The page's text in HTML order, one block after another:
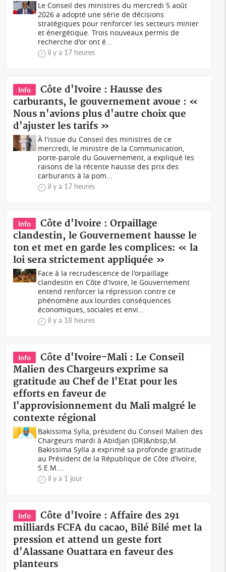
Le Conseil des ministres du mercredi 5 août
2026 a adopté une série de décisions
stratégiques pour renforcer les secteurs minier
et énergétique. Trois nouveaux permis de
recherche d'or ont é...
il y a 17 heures
Info
Côte d'Ivoire : Hausse des
carburants, le gouvernement avoue : «
Nous n'avions plus d'autre choix que
d'ajuster les tarifs »
À l'issue du Conseil des ministres de ce
mercredi, le ministre de la Communication,
porte-parole du Gouvernement, a expliqué les
raisons de la récente hausse des prix des
carburants à la pom...
il y a 17 heures
Info
Côte d'Ivoire : Orpaillage
clandestin, le Gouvernement hausse le
ton et met en garde les complices: « la
loi sera strictement appliquée »
Face à la recrudescence de l'orpaillage
clandestin en Côte d'Ivoire, le Gouvernement
entend renforcer la répression contre ce
phénomène aux lourdes conséquences
économiques, sociales et envi...
il y a 18 heures
Info
Côte d'Ivoire-Mali : Le Conseil
Malien des Chargeurs exprime sa
gratitude au Chef de l'Etat pour les
efforts en faveur de
l'approvisionnement du Mali malgré le
contexte régional
Bakissima Sylla, président du Conseil Malien des
Chargeurs mardi à Abidjan (DR)&nbsp;M.
Bakissima Sylla a exprimé sa profonde gratitude
au Président de la République de Côte d’Ivoire,
S.E.M....
il y a 1 jour
Info
Côte d'Ivoire : Affaire des 291
milliards FCFA du cacao, Bilé Bilé met la
pression et attend un geste fort
d'Alassane Ouattara en faveur des
planteurs